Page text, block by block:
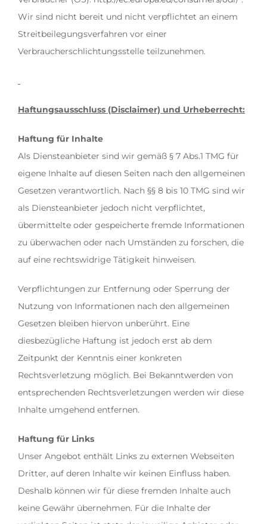
Wir sind nicht bereit und nicht verpflichtet an einem
Streitbeilegungsverfahren vor einer
Verbraucherschlichtungsstelle teilzunehmen.
Haftungsausschluss (Disclaimer) und Urheberrecht:
Haftung für Inhalte
Als Diensteanbieter sind wir gemäß § 7 Abs.1 TMG für
eigene Inhalte auf diesen Seiten nach den allgemeinen
Gesetzen verantwortlich. Nach §§ 8 bis 10 TMG sind wir
als Diensteanbieter jedoch nicht verpflichtet,
übermittelte oder gespeicherte fremde Informationen
zu überwachen oder nach Umständen zu forschen, die
auf eine rechtswidrige Tätigkeit hinweisen.
Verpflichtungen zur Entfernung oder Sperrung der
Nutzung von Informationen nach den allgemeinen
Gesetzen bleiben hiervon unberührt. Eine
diesbezügliche Haftung ist jedoch erst ab dem
Zeitpunkt der Kenntnis einer konkreten
Rechtsverletzung möglich. Bei Bekanntwerden von
entsprechenden Rechtsverletzungen werden wir diese
Inhalte umgehend entfernen.
Haftung für Links
Unser Angebot enthält Links zu externen Webseiten
Dritter, auf deren Inhalte wir keinen Einfluss haben.
Deshalb können wir für diese fremden Inhalte auch
keine Gewähr übernehmen. Für die Inhalte der